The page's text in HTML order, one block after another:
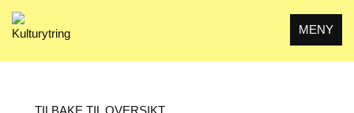
MENY
TILBAKE TIL OVERSIKT